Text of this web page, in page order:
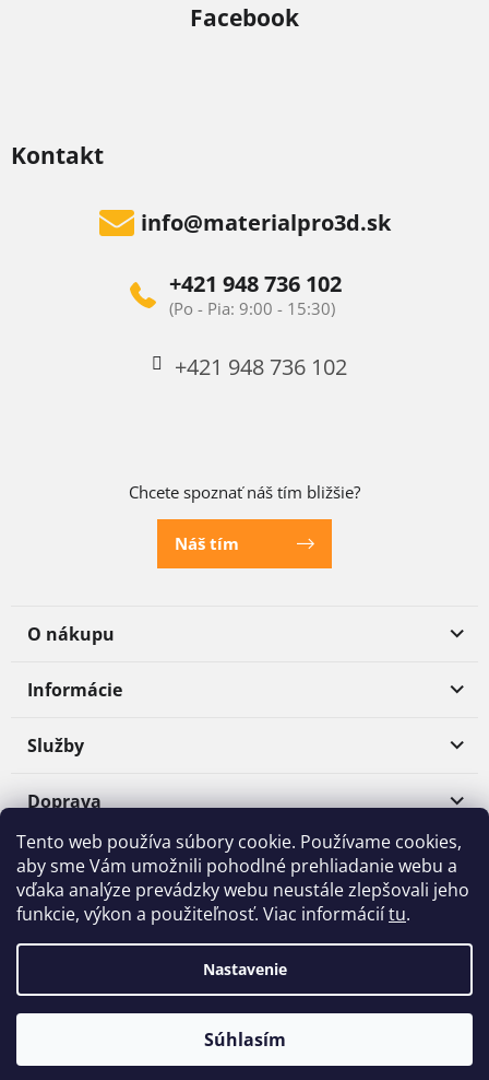
Tento web používa súbory cookie. Používame cookies,
aby sme Vám umožnili pohodlné prehliadanie webu a
vďaka analýze prevádzky webu neustále zlepšovali jeho
funkcie, výkon a použiteľnosť. Viac informáciítu.
Nastavenie
Súhlasím
Kontakt
info@materialpro3d.sk
+421 948 736 102
+421 948 736 102
Chcete spoznať náš tím bližšie?
Náš tím
O nákupu
Informácie
Služby
Facebook
Doprava
Platba
mime digital
Materialpro3D.sk
Upraviť nastavenie cookies